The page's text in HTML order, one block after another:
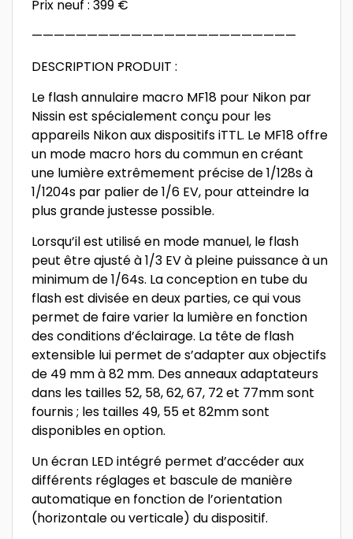
Prix neuf : 399 €
————————————————————————
DESCRIPTION PRODUIT :
Le flash annulaire macro MF18 pour Nikon par
Nissin est spécialement conçu pour les
appareils Nikon aux dispositifs iTTL. Le MF18 offre
un mode macro hors du commun en créant
une lumière extrêmement précise de 1/128s à
1/1204s par palier de 1/6 EV, pour atteindre la
plus grande justesse possible.
Lorsqu’il est utilisé en mode manuel, le flash
peut être ajusté à 1/3 EV à pleine puissance à un
minimum de 1/64s. La conception en tube du
flash est divisée en deux parties, ce qui vous
permet de faire varier la lumière en fonction
des conditions d’éclairage. La tête de flash
extensible lui permet de s’adapter aux objectifs
de 49 mm à 82 mm. Des anneaux adaptateurs
dans les tailles 52, 58, 62, 67, 72 et 77mm sont
fournis ; les tailles 49, 55 et 82mm sont
disponibles en option.
Un écran LED intégré permet d’accéder aux
différents réglages et bascule de manière
automatique en fonction de l’orientation
(horizontale ou verticale) du dispositif.